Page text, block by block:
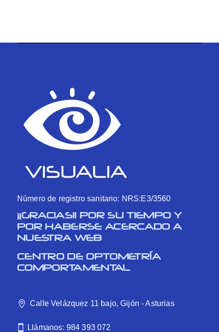
Número de registro sanitario: NRS:E3/3560
¡¡GRACIAS!! POR SU TIEMPO Y
POR HABERSE ACERCADO A
NUESTRA WEB
CENTRO DE OPTOMETRÍA
COMPORTAMENTAL
Calle Velázquez 11 bajo, Gijón - Asturias
Llámanos: 984 393 072